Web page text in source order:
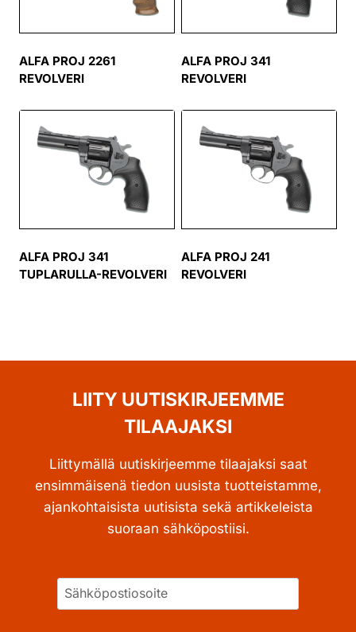
ALFA PROJ 2261
REVOLVERI
ALFA PROJ 341
REVOLVERI
ALFA PROJ 341
TUPLARULLA-REVOLVERI
ALFA PROJ 241
REVOLVERI
LIITY UUTISKIRJEEMME
TILAAJAKSI
Liittymällä uutiskirjeemme tilaajaksi saat
ensimmäisenä tiedon uusista tuotteistamme,
ajankohtaisista uutisista sekä artikkeleista
suoraan sähköpostiisi.